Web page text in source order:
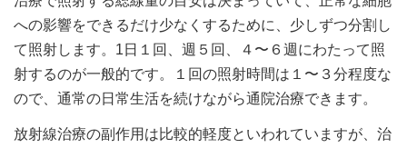
への影響をできるだけ少なくするために、少しずつ分割し
て照射します。1日１回、週５回、４〜６週にわたって照
射するのが一般的です。１回の照射時間は１〜３分程度な
ので、通常の日常生活を続けながら通院治療できます。
放射線治療の副作用は比較的軽度といわれていますが、治